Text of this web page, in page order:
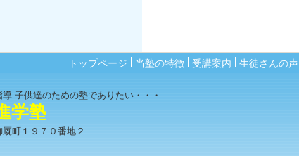
トップページ 当塾の特徴 受講案内 生徒さんの声
子供達のための塾でありたい・・・
学塾
町１９７０番地２